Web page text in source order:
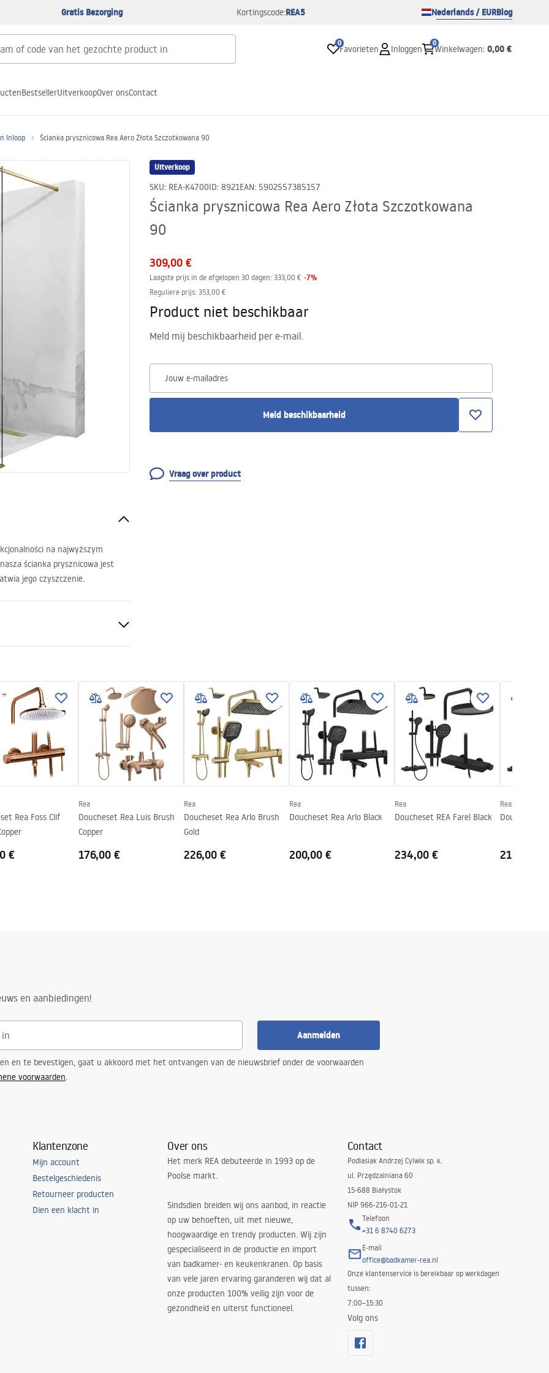
Gratis Bezorging Kortingscode:REA5 Nederlands / EURBlog
0
Favorieten Inloggen
0
Winkelwagen: 0,00 €
BestsellerUitverkoopOver onsContact
Inloop Ścianka prysznicowa Rea Aero Złota Szczotkowana 90
Uitverkoop
SKU: REA-K4700ID: 8921EAN: 5902557385157
Ścianka prysznicowa Rea Aero Złota Szczotkowana
90
309,00 €
Laagste prijs in de afgelopen 30 dagen: 333,00 € -7%
Reguliere prijs: 353,00 €
Product niet beschikbaar
Meld mij beschikbaarheid per e-mail.
Jouw e-mailadres
Meld beschikbaarheid
Vraag over product
na najwyższym
ścianka prysznicowa jest
jego czyszczenie.
8mm
Rea Foss Clif
€
Rea
Doucheset Rea Luis Brush
Copper
176,00 €
Rea
Doucheset Rea Arlo Brush
Gold
226,00 €
Rea
Doucheset Rea Arlo Black
200,00 €
Rea
Doucheset REA Farel Black
234,00 €
Rea
Doucheset
213,00 €
en aanbiedingen!
Aanmelden
en te bevestigen, gaat u akkoord met het ontvangen van de nieuwsbrief onder de voorwaarden
voorwaarden.
Klantenzone
Mijn account
Bestelgeschiedenis
Retourneer producten
Dien een klacht in
Over ons
Het merk REA debuteerde in 1993 op de
Poolse markt.
Sindsdien breiden wij ons aanbod, in reactie
op uw behoeften, uit met nieuwe,
hoogwaardige en trendy producten. Wij zijn
gespecialiseerd in de productie en import
van badkamer- en keukenkranen. Op basis
van vele jaren ervaring garanderen wij dat al
onze producten 100% veilig zijn voor de
gezondheid en uiterst functioneel.
Contact
Podlasiak Andrzej Cylwik sp. k.
ul. Przędzalniana 60
15-688 Białystok
NIP 966-216-01-21
Telefoon
+31 6 8740 6273
E-mail
office@badkamer-rea.nl
Onze klantenservice is bereikbaar op werkdagen
tussen:
7:00–15:30
Volg ons